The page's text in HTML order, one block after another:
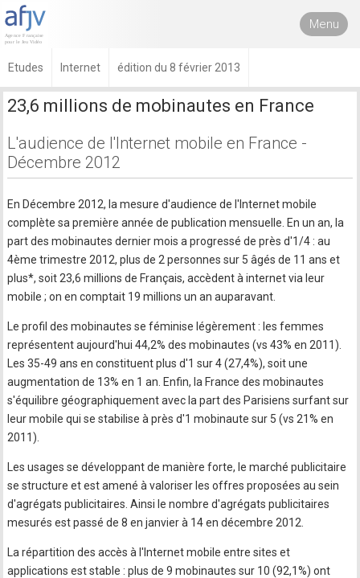
Menu
Etudes Internet édition du 8 février 2013
23,6 millions de mobinautes en France
L'audience de l'Internet mobile en France -
Décembre 2012
En Décembre 2012, la mesure d'audience de l'Internet mobile
complète sa première année de publication mensuelle. En un an, la
part des mobinautes dernier mois a progressé de près d'1/4 : au
4ème trimestre 2012, plus de 2 personnes sur 5 âgés de 11 ans et
plus*, soit 23,6 millions de Français, accèdent à internet via leur
mobile ; on en comptait 19 millions un an auparavant.
Le profil des mobinautes se féminise légèrement : les femmes
représentent aujourd'hui 44,2% des mobinautes (vs 43% en 2011).
Les 35-49 ans en constituent plus d'1 sur 4 (27,4%), soit une
augmentation de 13% en 1 an. Enfin, la France des mobinautes
s'équilibre géographiquement avec la part des Parisiens surfant sur
leur mobile qui se stabilise à près d'1 mobinaute sur 5 (vs 21% en
2011).
Les usages se développant de manière forte, le marché publicitaire
se structure et est amené à valoriser les offres proposées au sein
d'agrégats publicitaires. Ainsi le nombre d'agrégats publicitaires
mesurés est passé de 8 en janvier à 14 en décembre 2012.
La répartition des accès à l'Internet mobile entre sites et
applications est stable : plus de 9 mobinautes sur 10 (92,1%) ont